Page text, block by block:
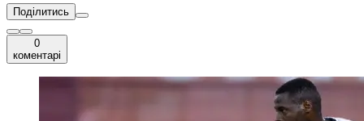
Поділитись
0
коментарі